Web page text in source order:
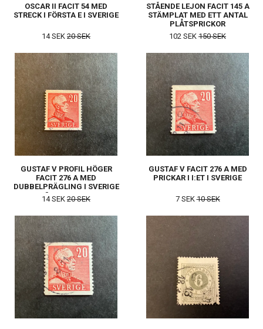
OSCAR II FACIT 54 MED
STRECK I FÖRSTA E I SVERIGE
14 SEK 20 SEK
STÅENDE LEJON FACIT 145 A
STÄMPLAT MED ETT ANTAL
PLÅTSPRICKOR
102 SEK 150 SEK
GUSTAF V PROFIL HÖGER
FACIT 276 A MED
DUBBELPRÄGLING I SVERIGE
OCH ”MARMORERADE
MARGINALER”
14 SEK 20 SEK
GUSTAF V FACIT 276 A MED
PRICKAR I I:ET I SVERIGE
7 SEK10 SEK